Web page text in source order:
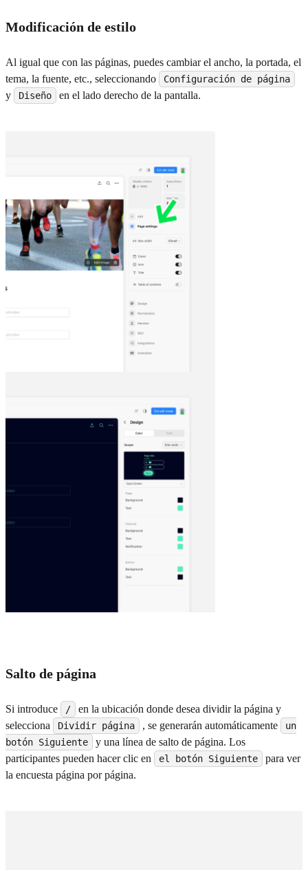
Modificación de estilo
Al igual que con las páginas, puedes cambiar el ancho, la portada, el
tema, la fuente, etc., seleccionando
Configuración de página
y Diseño en el lado derecho de la pantalla.
Salto de página
Si introduce /
en la ubicación donde desea dividir la página y
selecciona
Dividir página , se generarán automáticamente
un
botón Siguiente
y una línea de salto de página. Los
participantes pueden hacer clic en
el botón Siguiente
para ver
la encuesta página por página.